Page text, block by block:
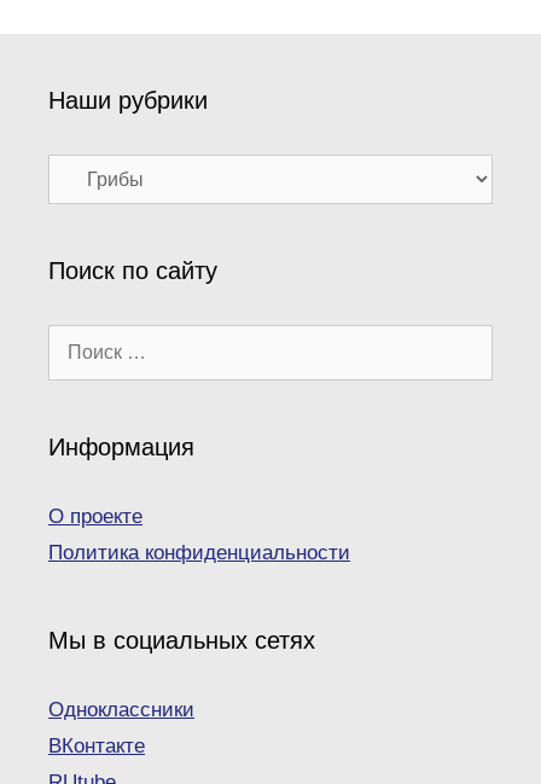
Наши рубрики
Наши
рубрики
Поиск по сайту
Поиск:
Информация
О проекте
Политика конфиденциальности
Мы в социальных сетях
Одноклассники
ВКонтакте